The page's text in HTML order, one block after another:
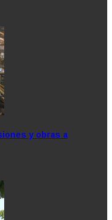
y obras a